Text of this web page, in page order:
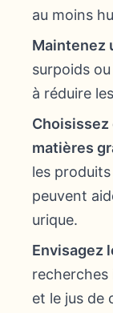
au moins
Maintenez
surpoids
à réduire
matières
les
peuvent
urique.
Envisagez
recherches
et le jus de